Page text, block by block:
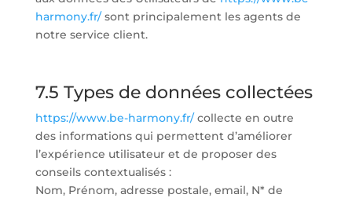
harmony.fr/sont principalement les agents de
notre service client.
7.5 Types de données collectées
https://www.be-harmony.fr/collecte en outre
des informations qui permettent d’améliorer
l’expérience utilisateur et de proposer des
conseils contextualisés :
Nom, Prénom, adresse postale, email, N* de